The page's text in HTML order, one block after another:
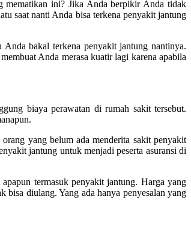
mematikan ini? Jika Anda berpikir Anda tidak
saat nanti Anda bisa terkena penyakit jantung
Anda bakal terkena penyakit jantung nantinya.
Anda merasa kuatir lagi karena apabila
biaya perawatan di rumah sakit tersebut.
yang belum ada menderita sakit penyakit
jantung untuk menjadi peserta asuransi di
termasuk penyakit jantung. Harga yang
bisa diulang. Yang ada hanya penyesalan yang